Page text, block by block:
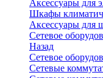
Аксессуары для
Шкафы
Аксессуары для
Сетевое
Назад
Сетевое
Сетевые